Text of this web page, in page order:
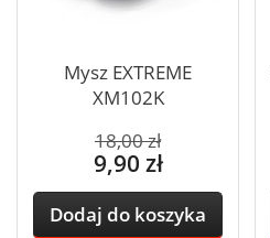
Mysz EXTREME
XM102K
Cena
podstawowa
18,00 zł
Cena
9,90 zł
Dodaj do koszyka